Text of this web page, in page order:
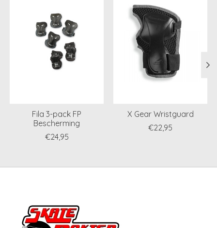
Fila 3-pack FP
Bescherming
€24,95
X Gear Wristguard
€22,95